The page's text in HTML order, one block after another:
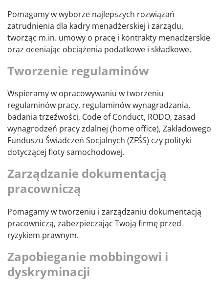
Pomagamy w wyborze najlepszych rozwiązań
zatrudnienia dla kadry menadżerskiej i zarządu,
tworząc m.in. umowy o pracę i kontrakty menadżerskie
oraz oceniając obciążenia podatkowe i składkowe.
Tworzenie regulaminów
Wspieramy w opracowywaniu w tworzeniu
regulaminów pracy, regulaminów wynagradzania,
badania trzeźwości, Code of Conduct, RODO, zasad
wynagrodzeń pracy zdalnej (home office), Zakładowego
Funduszu Świadczeń Socjalnych (ZFŚS) czy polityki
dotyczącej floty samochodowej.
Zarządzanie dokumentacją
pracowniczą
Pomagamy w tworzeniu i zarządzaniu dokumentacją
pracowniczą, zabezpieczając Twoją firmę przed
ryzykiem prawnym.
Zapobieganie mobbingowi i
dyskryminacji